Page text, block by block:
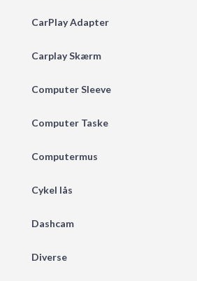
CarPlay Adapter
Carplay Skærm
Computer Sleeve
Computer Taske
Computermus
Cykel lås
Dashcam
Diverse